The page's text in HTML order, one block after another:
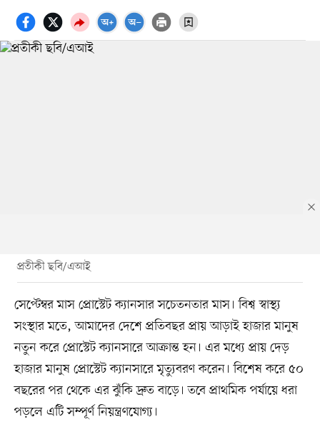
প্রতীকী ছবি/এআই
সেপ্টেম্বর মাস প্রোস্টেট ক্যানসার সচেতনতার মাস। বিশ্ব স্বাস্থ্য
সংস্থার মতে, আমাদের দেশে প্রতিবছর প্রায় আড়াই হাজার মানুষ
নতুন করে প্রোস্টেট ক্যানসারে আক্রান্ত হন। এর মধ্যে প্রায় দেড়
হাজার মানুষ প্রোস্টেট ক্যানসারে মৃত্যুবরণ করেন। বিশেষ করে ৫০
বছরের পর থেকে এর ঝুঁকি দ্রুত বাড়ে। তবে প্রাথমিক পর্যায়ে ধরা
পড়লে এটি সম্পূর্ণ নিয়ন্ত্রণযোগ্য।